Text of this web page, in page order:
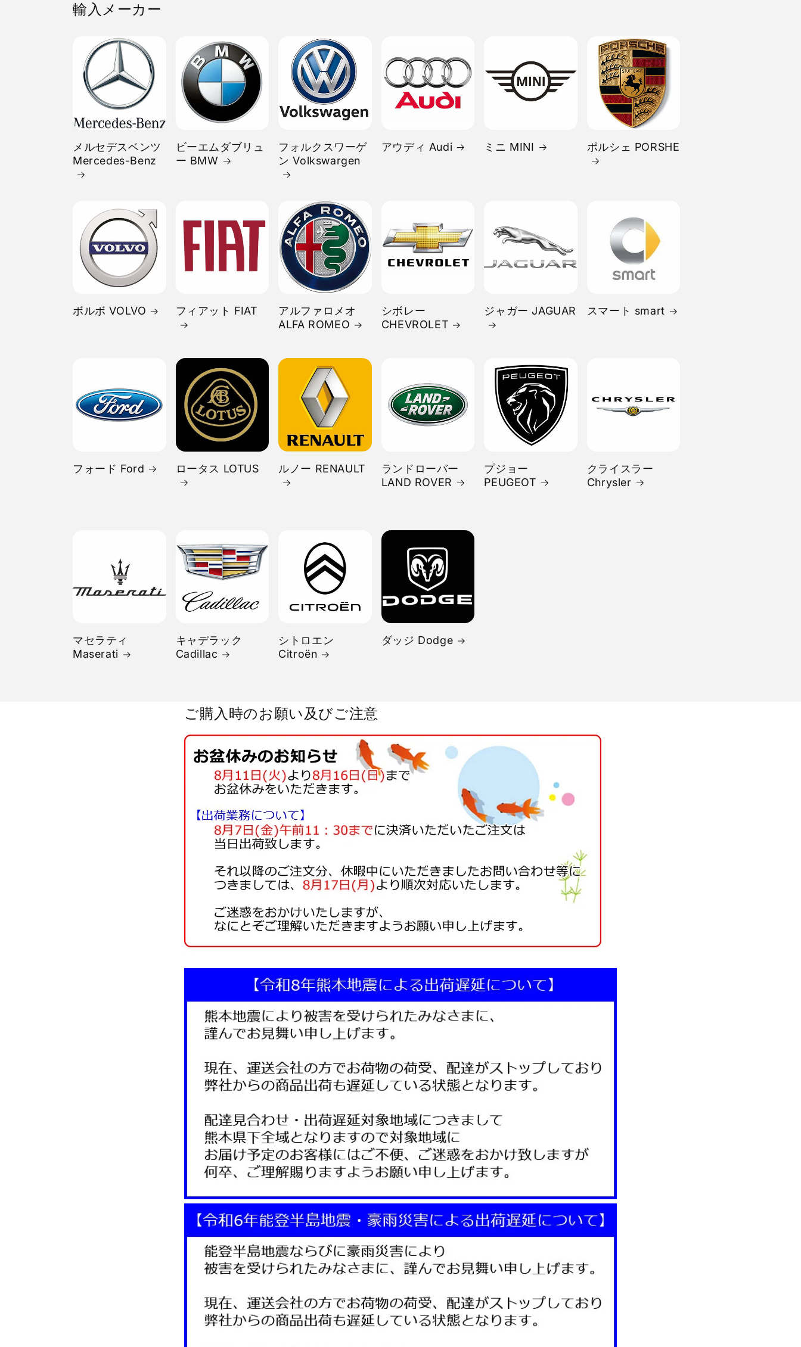
輸入メーカー
メルセデスベンツ
Mercedes-Benz
ビーエムダブリュ
ー BMW
フォルクスワーゲ
ン Volkswargen
アウディ Audi ミニ MINI ポルシェ PORSHE
ボルボ VOLVO フィアット FIAT
アルファロメオ
ALFA ROMEO
シボレー
CHEVROLET
ジャガー JAGUAR スマート smart
フォード Ford ロータス LOTUS ルノー RENAULT
ランドローバー
LAND ROVER
プジョー
PEUGEOT
クライスラー
Chrysler
マセラティ
Maserati
キャデラック
Cadillac
シトロエン
Citroën
ダッジ Dodge
ご購入時のお願い及びご注意